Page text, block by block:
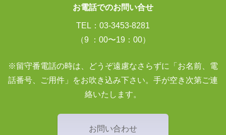
お電話でのお問い合せ
TEL：03-3453-8281
（9 ：00〜19：00）
※留守番電話の時は、どうぞ遠慮なさらずに「お名前、電
話番号、ご用件」をお吹き込み下さい。手が空き次第ご連
絡いたします。
お問い合わせ